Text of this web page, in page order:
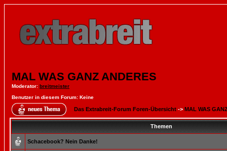
MAL WAS GANZ ANDERES
Moderator: breitmeister
Benutzer in diesem Forum: Keine
Das Extrabreit-Forum Foren-Übersicht -> MAL WAS
Themen
Schacebook? Nein Danke!